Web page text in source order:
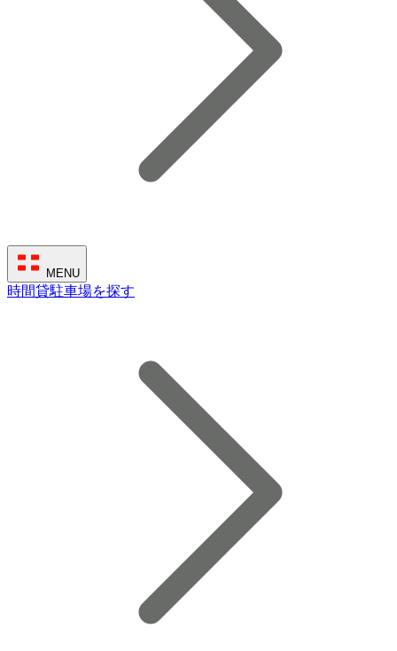
MENU
時間貸駐車場を探す